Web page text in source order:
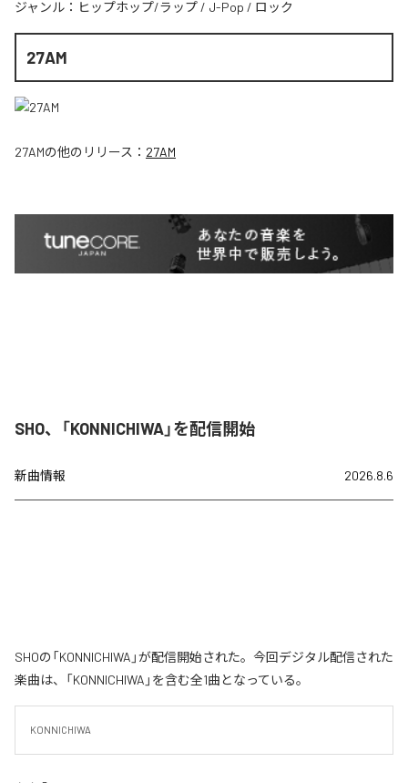
ジャンル： ヒップホップ/ラップ / J-Pop / ロック
27AM
27AMの他のリリース： 27AM
SHO、「KONNICHIWA」を配信開始
新曲情報 2026.8.6
SHOの「KONNICHIWA」が配信開始された。今回デジタル配信された
楽曲は、「KONNICHIWA」を含む全1曲となっている。
KONNICHIWA